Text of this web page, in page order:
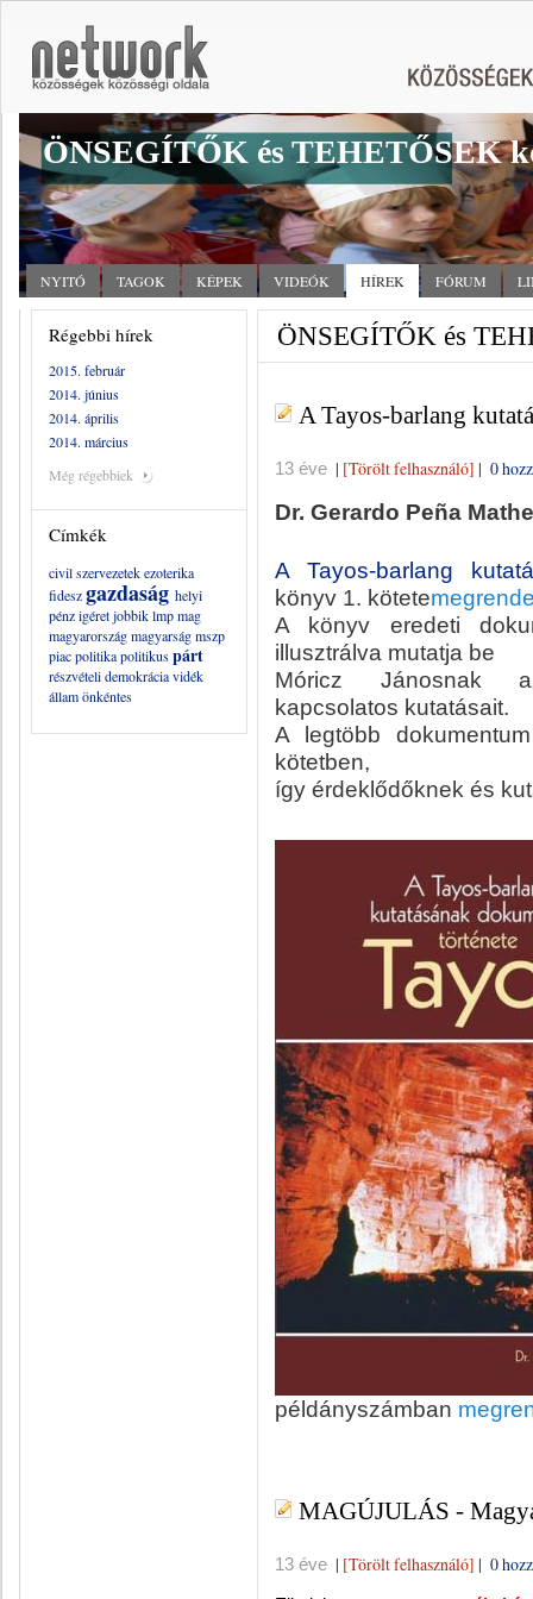
ÖNSEGÍTŐK és TEHETŐSEK
NYITÓ TAGOK KÉPEK VIDEÓK HÍREK FÓRUM
Régebbi hírek
2015. február
2014. június
2014. április
2014. március
Még régebbiek
Címkék
civil szervezetekezoterika
fideszgazdaság helyi
pénzigéretjobbiklmpmag
magyarországmagyarságmszp
piacpolitikapolitikuspárt
részvételi demokráciavidék
államönkéntes
ÖNSEGÍTŐK és
A Tayos-barlang
13 éve | [Törölt felhasználó] | 0
Dr. Gerardo Peña
A Tayos-barlang
könyv 1. kötete
A könyv eredeti
illusztrálva mutatja be
Móricz Jánosnak
kapcsolatos kutatásait.
A legtöbb
kötetben,
így érdeklődőknek és
példányszámban
MAGÚJULÁS -
13 éve | [Törölt felhasználó] | 0